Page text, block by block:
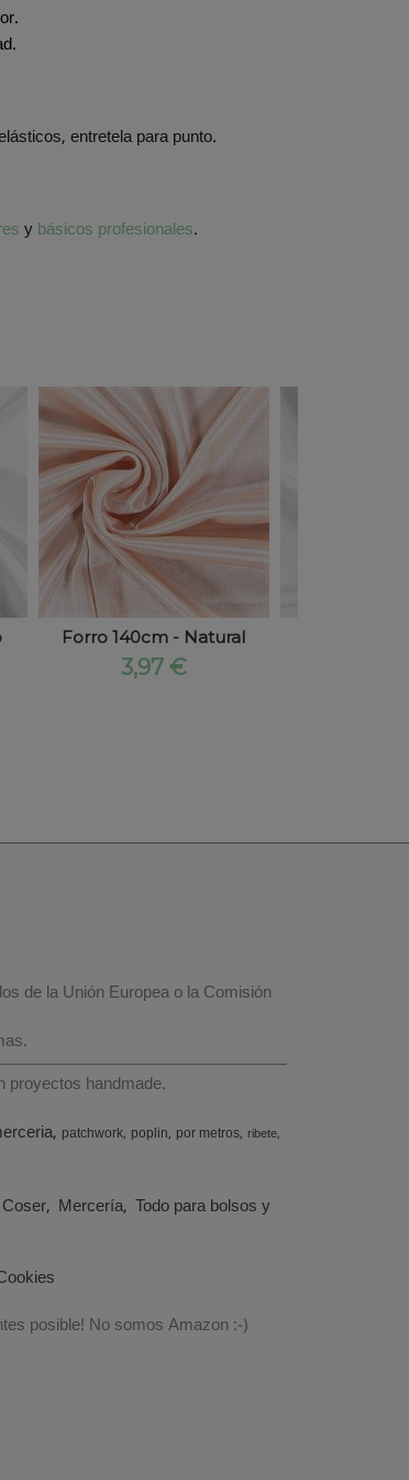
entretela para punto.
ybásicos profesionales.
Forro 140cm - Natural
3,97 €
de la Unión Europea o la Comisión
proyectos handmade.
patchwork poplin por metros ribete
Mercería Todo para bolsos y
posible! No somos Amazon :-)